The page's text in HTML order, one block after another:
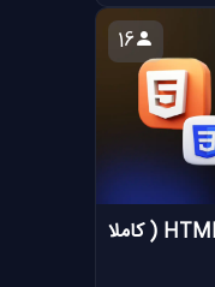
دوره طراحی سایت با HTML CSS ( کاملا
16